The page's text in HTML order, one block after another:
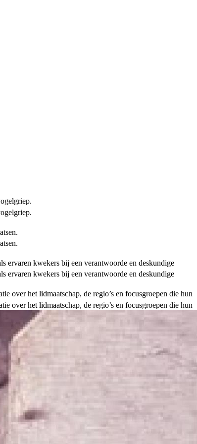
ervaren kwekers bij een verantwoorde en deskundige
ervaren kwekers bij een verantwoorde en deskundige
over het lidmaatschap, de regio’s en focusgroepen die hun
over het lidmaatschap, de regio’s en focusgroepen die hun